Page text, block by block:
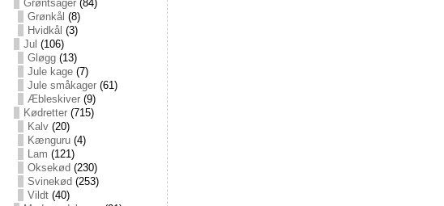
Grøntsager(84)
Grønkål (8)
Hvidkål (3)
Jul (106)
Gløgg(13)
Jule kage(7)
Jule småkager(61)
Æbleskiver(9)
Kødretter(715)
Kalv(20)
Kænguru(4)
Lam (121)
Oksekød (230)
Svinekød (253)
Vildt(40)